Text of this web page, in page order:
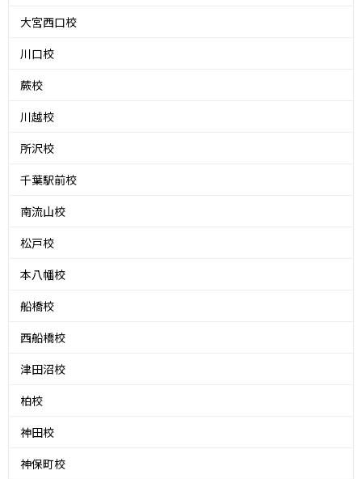
大宮西口校
川口校
蕨校
川越校
所沢校
千葉駅前校
南流山校
松戸校
本八幡校
船橋校
西船橋校
津田沼校
柏校
神田校
神保町校